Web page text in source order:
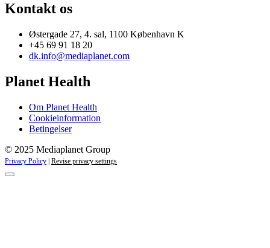
Kontakt os
Østergade 27, 4. sal, 1100 København K
+45 69 91 18 20
dk.info@mediaplanet.com
Planet Health
Om Planet Health
Cookieinformation
Betingelser
© 2025 Mediaplanet Group
Privacy Policy Revise privacy settings